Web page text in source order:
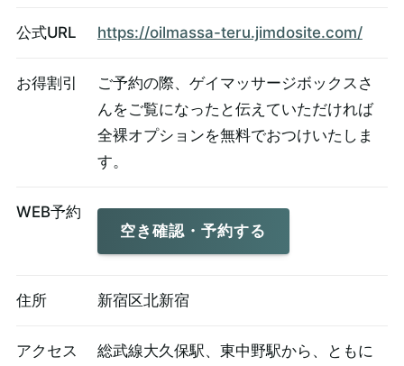
公式URL https://oilmassa-teru.jimdosite.com/
お得割引
ご予約の際、ゲイマッサージボックスさ
んをご覧になったと伝えていただければ
全裸オプションを無料でおつけいたしま
す。
WEB予約
空き確認・予約する
住所 新宿区北新宿
アクセス 総武線大久保駅、東中野駅から、ともに